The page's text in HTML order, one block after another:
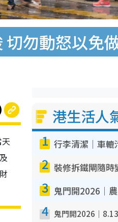
勿動怒以免
港生活人
1
2
3
4